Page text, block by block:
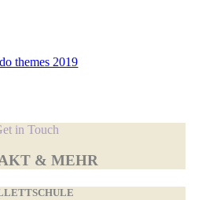
themes 2019
in Touch
& MEHR